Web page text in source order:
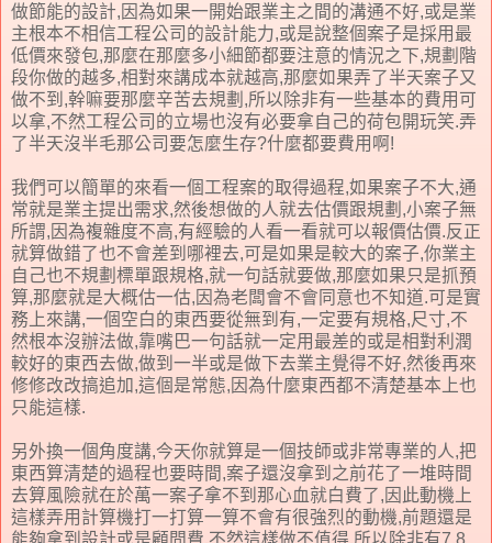
做節能的設計,因為如果一開始跟業主之間的溝通不好,或是業
主根本不相信工程公司的設計能力,或是說整個案子是採用最
低價來發包,那麼在那麼多小細節都要注意的情況之下,規劃階
段你做的越多,相對來講成本就越高,那麼如果弄了半天案子又
做不到,幹嘛要那麼辛苦去規劃,所以除非有一些基本的費用可
以拿,不然工程公司的立場也沒有必要拿自己的荷包開玩笑.弄
了半天沒半毛那公司要怎麼生存?什麼都要費用啊!
我們可以簡單的來看一個工程案的取得過程,如果案子不大,通
常就是業主提出需求,然後想做的人就去估價跟規劃,小案子無
所謂,因為複雜度不高,有經驗的人看一看就可以報價估價.反正
就算做錯了也不會差到哪裡去,可是如果是較大的案子,你業主
自己也不規劃標單跟規格,就一句話就要做,那麼如果只是抓預
算,那麼就是大概估一估,因為老闆會不會同意也不知道.可是實
務上來講,一個空白的東西要從無到有,一定要有規格,尺寸,不
然根本沒辦法做,靠嘴巴一句話就一定用最差的或是相對利潤
較好的東西去做,做到一半或是做下去業主覺得不好,然後再來
修修改改搞追加,這個是常態,因為什麼東西都不清楚基本上也
只能這樣.
另外換一個角度講,今天你就算是一個技師或非常專業的人,把
東西算清楚的過程也要時間,案子還沒拿到之前花了一堆時間
去算風險就在於萬一案子拿不到那心血就白費了,因此動機上
這樣弄用計算機打一打算一算不會有很強烈的動機,前題還是
能夠拿到設計或是顧問費,不然這樣做不值得.所以除非有7.8